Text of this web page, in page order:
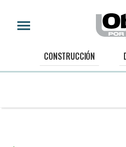
CONSTRUCCIÓN